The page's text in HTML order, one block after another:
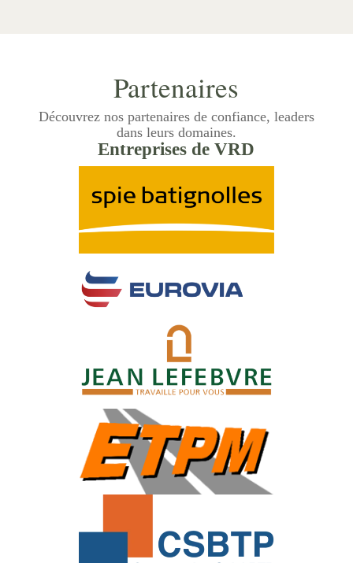
Partenaires
Découvrez nos partenaires de confiance, leaders
dans leurs domaines.
Entreprises de VRD